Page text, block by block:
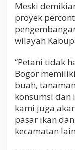
Meski
proyek
wilayah
“Petani tidak
Bogor
buah,
konsumsi dan
kami juga
pasar ikan
kecamatan